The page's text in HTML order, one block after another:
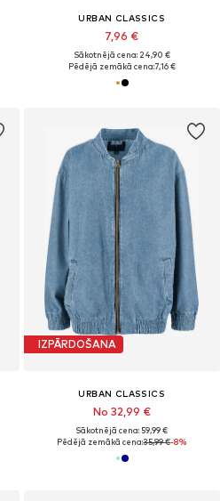
URBAN CLASSICS
7,96 €
Sākotnējā cena: 24,90 €
Pēdējā zemākā cena:7,16 €
IZPĀRDOŠANA
URBAN CLASSICS
No 32,99 €
Sākotnējā cena: 59,99 €
Pēdējā zemākā cena:35,99 €-8%